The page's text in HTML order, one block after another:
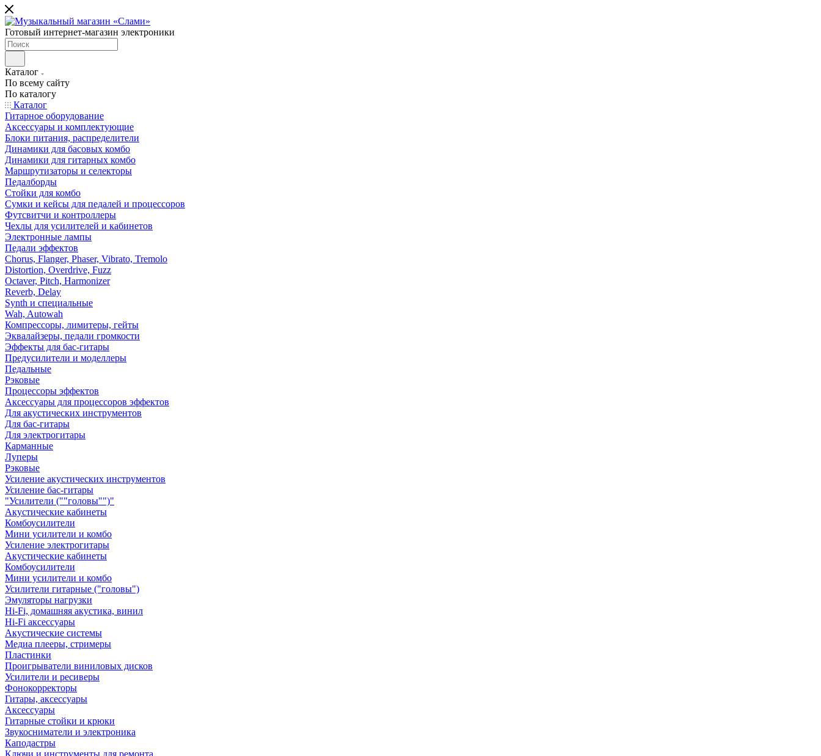
Готовый интернет-магазин электроники
Каталог
По всему сайту
По каталогу
Каталог
Гитарное оборудование
Аксессуары и комплектующие
Блоки питания, распределители
Динамики для басовых комбо
Динамики для гитарных комбо
Маршрутизаторы и селекторы
Педалборды
Стойки для комбо
Сумки и кейсы для педалей и процессоров
Футсвитчи и контроллеры
Чехлы для усилителей и кабинетов
Электронные лампы
Педали эффектов
Chorus, Flanger, Phaser, Vibrato, Tremolo
Distortion, Overdrive, Fuzz
Octaver, Pitch, Harmonizer
Reverb, Delay
Synth и специальные
Wah, Autowah
Компрессоры, лимитеры, гейты
Эквалайзеры, педали громкости
Эффекты для бас-гитары
Предусилители и моделлеры
Педальные
Рэковые
Процессоры эффектов
Аксессуары для процессоров эффектов
Для акустических инструментов
Для бас-гитары
Для электрогитары
Карманные
Луперы
Рэковые
Усиление акустических инструментов
Усиление бас-гитары
"Усилители (""головы"")"
Акустические кабинеты
Комбоусилители
Мини усилители и комбо
Усиление электрогитары
Акустические кабинеты
Комбоусилители
Мини усилители и комбо
Усилители гитарные ("головы")
Эмуляторы нагрузки
Hi-Fi, домашняя акустика, винил
Hi-Fi аксессуары
Акустические системы
Медиа плееры, стримеры
Пластинки
Проигрыватели виниловых дисков
Усилители и ресиверы
Фонокорректоры
Гитары, аксессуары
Аксессуары
Гитарные стойки и крюки
Звукосниматели и электроника
Каподастры
Ключи и инструменты для ремонта